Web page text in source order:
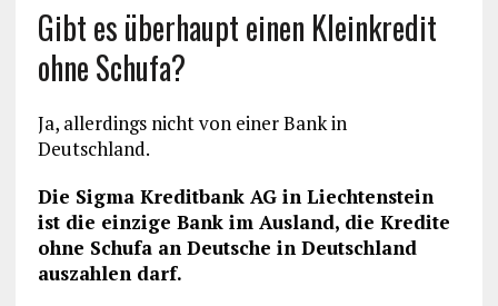
Gibt es überhaupt einen Kleinkredit
ohne Schufa?
Ja, allerdings nicht von einer Bank in
Deutschland.
Die Sigma Kreditbank AG in Liechtenstein
ist die einzige Bank im Ausland, die Kredite
ohne Schufa an Deutsche in Deutschland
auszahlen darf.